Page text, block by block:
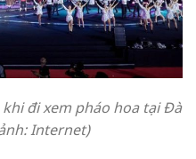
đi xem pháo hoa tại Đà
Internet)